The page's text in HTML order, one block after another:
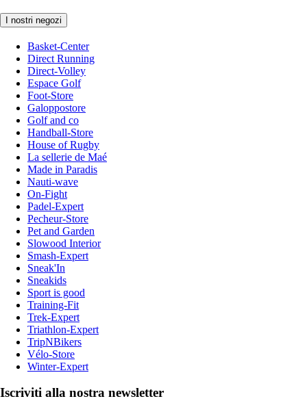
I nostri negozi
Basket-Center
Direct Running
Direct-Volley
Espace Golf
Foot-Store
Galoppostore
Golf and co
Handball-Store
House of Rugby
La sellerie de Maé
Made in Paradis
Nauti-wave
On-Fight
Padel-Expert
Pecheur-Store
Pet and Garden
Slowood Interior
Smash-Expert
Sneak'In
Sneakids
Sport is good
Training-Fit
Trek-Expert
Triathlon-Expert
TripNBikers
Vélo-Store
Winter-Expert
Iscriviti alla nostra newsletter